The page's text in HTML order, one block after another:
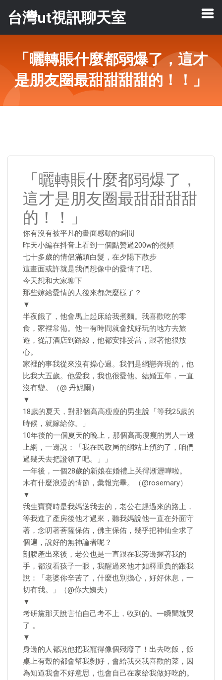
台灣ut視訊聊天室
「曬轉賬什麼都弱爆了，這才
是朋友圈最甜甜甜甜的！！」
「曬轉賬什麼都弱爆了，
這才是朋友圈最甜甜甜甜
的！！」
你有沒有被平凡的畫面感動的瞬間
昨天小編在抖音上看到一個點贊過200w的視頻
七十多歲的情侶滿頭白髮，在夕陽下散步
這畫面或許就是我們想像中的愛情了吧。
今天想和大家聊下
那些嫁給愛情的人後來都怎麼樣了？
▼
半夜餓了，他會馬上起床給我煮麵。我喜歡吃的零
食，家裡常備。他一有時間就會找好玩的地方去旅
遊，從訂酒店到路線，他都安排妥當，跟著他很放
心。
家裡的事我從來沒有操心過。我們是網戀奔現的，他
比我大五歲。他愛我，我也很愛他。結婚五年，一直
沒有變。（@ 丹妮爾）
▼
18歲的夏天，對那個高高瘦瘦的男生說「等我25歲的
時候，就嫁給你。」
10年後的一個夏天的晚上，那個高高瘦瘦的男人一邊
上網，一邊說：「我在民政局的網站上預約了，咱們
過幾天去把證領了吧。」」
一年後，一個28歲的新娘在婚禮上哭得淅瀝嘩啦。
木有什麼浪漫的情節，彙報完畢。（@rosemary）
▼
我生寶寶時是我媽送我去的，老公在趕過來的路上，
等我進了產房後他才過來，聽我媽說他一直在外面守
著，念叨著菩薩保佑，佛主保佑，幾乎把神仙全求了
個遍，說好的無神論者呢？
剖腹產出來後，老公也是一直跟在我旁邊握著我的
手，都沒看孩子一眼，我醒過來他才如釋重負的跟我
說：「老婆你辛苦了，什麼也別擔心，好好休息，一
切有我。」（@你大姨夫）
▼
考研黨那天說害怕自己考不上，收到的。一瞬間就哭
了 。
▼
身邊的人都說他把我寵得像個殘廢了！出去吃飯，飯
桌上有殼的都會幫我剝好，會給我夾我喜歡的菜，因
為知道我會不好意思，也會自己在家給我做好吃的。